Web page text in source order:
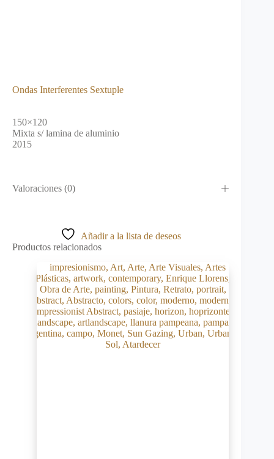
Ondas Interferentes Sextuple
150×120
Mixta s/ lamina de aluminio
2015
Valoraciones (0)
Añadir a la lista de deseos
Productos relacionados